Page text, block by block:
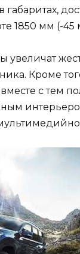
габаритах,
1850 мм (-45
Кроме
с тем